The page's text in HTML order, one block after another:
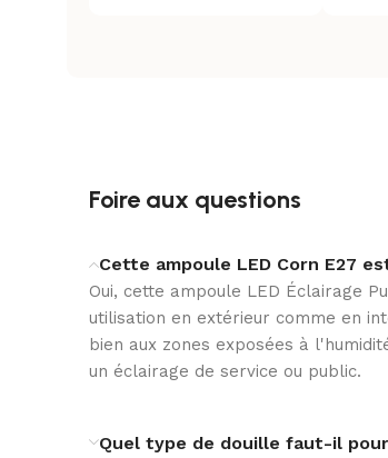
Foire aux questions
Cette ampoule LED Corn E27
Oui, cette ampoule LED Éclairage
utilisation en extérieur comme en
bien aux zones exposées à
un éclairage de service ou public.
Quel type de douille faut-il